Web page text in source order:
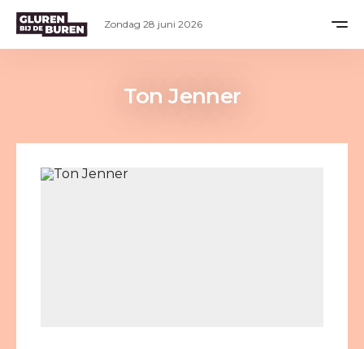
Ton Jenner
Zondag 28 juni 2026